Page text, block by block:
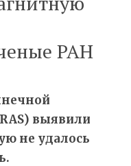
РАН
выявили
не удалось